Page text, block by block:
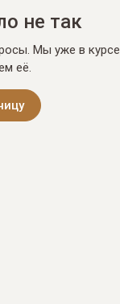
не так
Мы уже в курсе
её.